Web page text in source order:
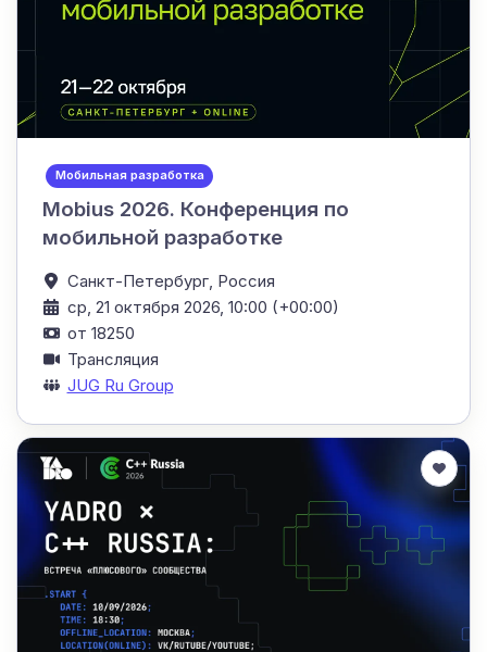
Мобильная разработка
Mobius 2026. Конференция по
мобильной разработке
Санкт-Петербург, Россия
ср, 21 октября 2026, 10:00 (+00:00)
от 18250
Трансляция
JUG Ru Group